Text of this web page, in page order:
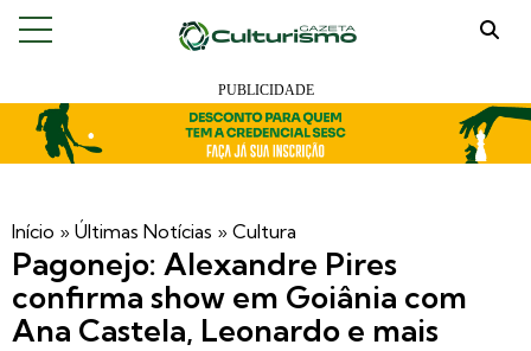
Início » Últimas Notícias » Cultura
Pagonejo: Alexandre Pires
confirma show em Goiânia com
Ana Castela, Leonardo e mais